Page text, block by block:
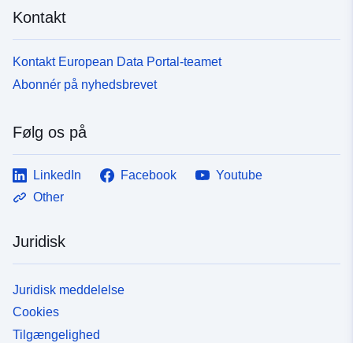
Kontakt
Kontakt European Data Portal-teamet
Abonnér på nyhedsbrevet
Følg os på
LinkedIn Facebook
Youtube
Other
Juridisk
Juridisk meddelelse
Cookies
Tilgængelighed